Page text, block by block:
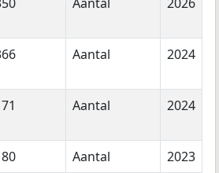
Aantal 2026
Aantal 2024
Aantal 2024
Aantal
2023